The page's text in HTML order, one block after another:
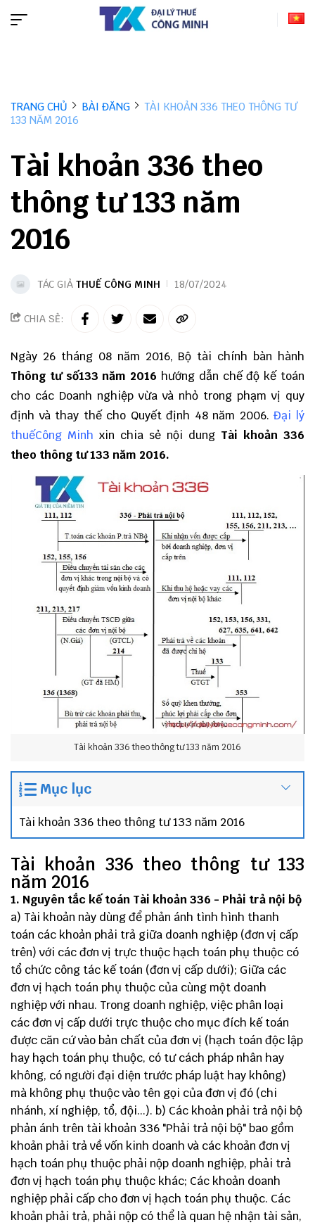
TRANG CHỦ BÀI ĐĂNG
TÀI KHOẢN 336 THEO THÔNG TƯ
133 NĂM 2016
Tài khoản 336 theo
thông tư 133 năm
2016
TÁC GIẢ THUẾ CÔNG MINH 18/07/2024
CHIA SẺ:
Ngày 26 tháng 08 năm 2016, Bộ tài chính bàn hành
Thông tư số133 năm 2016 hướng dẫn chế độ kế toán
cho các Doanh nghiệp vừa và nhỏ trong phạm vị quy
định và thay thế cho Quyết định 48 năm 2006.Đại lý
thuếCông Minh xin chia sẻ nội dung Tài khoản 336
theo thông tư 133 năm 2016.
Tài khoản 336 theo thông tư 133 năm 2016
Mục lục
Tài khoản 336 theo thông tư 133 năm 2016
Tài khoản 336 theo thông tư 133
năm 2016
1. Nguyên tắc kế toán Tài khoản 336 - Phải trả nội bộ
a) Tài khoản này dùng để phản ánh tình hình thanh
toán các khoản phải trả giữa doanh nghiệp (đơn vị cấp
trên) với các đơn vị trực thuộc hạch toán phụ thuộc có
tổ chức công tác kế toán (đơn vị cấp dưới); Giữa các
đơn vị hạch toán phụ thuộc của cùng một doanh
nghiệp với nhau. Trong doanh nghiệp, việc phân loại
các đơn vị cấp dưới trực thuộc cho mục đích kế toán
được căn cứ vào bản chất của đơn vị (hạch toán độc lập
hay hạch toán phụ thuộc, có tư cách pháp nhân hay
không, có người đại diện trước pháp luật hay không)
mà không phụ thuộc vào tên gọi của đơn vị đó (chi
nhánh, xí nghiệp, tổ, đội...). b) Các khoản phải trả nội bộ
phản ánh trên tài khoản 336 "Phải trả nội bộ" bao gồm
khoản phải trả về vốn kinh doanh và các khoản đơn vị
hạch toán phụ thuộc phải nộp doanh nghiệp, phải trả
đơn vị hạch toán phụ thuộc khác; Các khoản doanh
nghiệp phải cấp cho đơn vị hạch toán phụ thuộc. Các
khoản phải trả, phải nộp có thể là quan hệ nhận tài sản,